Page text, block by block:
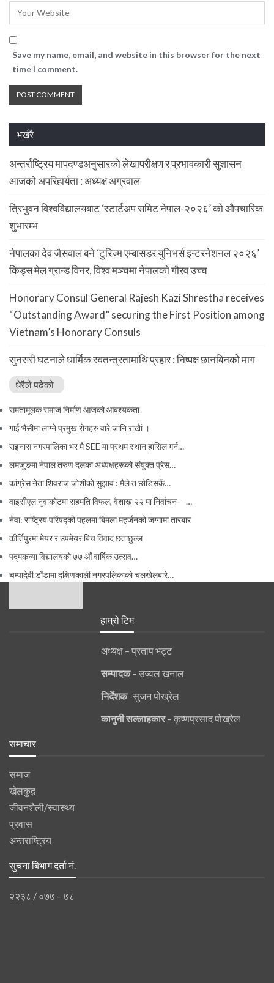
Save my name, email, and website in this browser for the next
time I comment.
भर्खरै
अन्तर्राष्ट्रिय मापदण्डअनुसारको लेखापरीक्षण र प्रभावकारी सुशासन
आजको अपरिहार्यता : अध्यक्ष अग्रवाल
त्रिभुवन विश्वविद्यालयबाट ‘स्टार्टअप समिट नेपाल-२०२६’ को औपचारिक
शुभारम्भ
नेपालका देव जैसवाल बने ‘टुरिज्म एम्बासडर युनिभर्स इन्टरनेशनल २०२६’
किड्स मेल ग्रान्ड विनर, विश्व मञ्चमा नेपालको गौरव उच्च
Honorary Consul General Rajesh Kazi Shrestha receives
“Outstanding Award” securing the First Position among
Vietnam’s Honorary Consuls
सुनसरी घटनाले धार्मिक स्वतन्त्रतामाथि प्रहार : निष्पक्ष छानबिनको माग
धेरैले पढेको
समतामूलक समाज निर्माण आजको आबश्यकता
गाई भैंसीमा लाग्ने प्रमुख रोगहरु वारे जानि राखैां ।
राइनास नगरपालिका भर मै SEE मा प्रथम स्थान हासिल गर्न…
लमजुङमा नेपाल तरुण दलका अध्यक्षहरूको संयुक्त प्रेस…
कांग्रेस नेता शिवराज जोशीको सुझाव : मैले त छोडिसकें…
वाइसीएल नुवाकोटमा सहमति विफल, वैशाख २२ मा निर्वाचन —…
नेवा: राष्ट्रिय परिषद्को पहलमा बिमला महर्जनको जग्गामा तारबार
कीर्तिपुरमा मेयर र उपमेयर बिच विवाद छताछुल्ल
पद्मकन्या विद्यालयको ७७ औं ‌‌वार्षिक ‌उत्सव…
चम्पादेवी डाँडामा दक्षिणकाली नगरपलिकाको चलखेलबारे…
हाम्रो टिम
अध्यक्ष – प्रताप भट्ट
सम्पादक– उज्वल खनाल
निर्देशक-सुजन पोख्रेल
कानुनीसल्लाहकार– कृष्णप्रसाद पोख्रेल
समाचार
समाज
खेलकुद़़
जीवनशैली/स्वास्थ्य
प्रवास
अन्तराष्ट्रिय
सुचना बिभाग दर्ता नं.
२२३८ / ०७७ – ७८